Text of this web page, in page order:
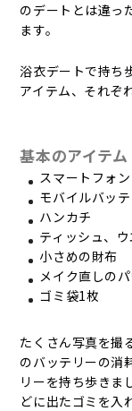
のデートとは違っ
ます。
浴衣デートで持ち
アイテム、それぞ
基本のアイテム
スマートフォン
モバイルバッ
ハンカチ
ティッシュ、
小さめの財布
メイク直しの
ゴミ袋1枚
たくさん写真を撮
のバッテリーの消
リーを持ち歩きま
どに出たゴミを入